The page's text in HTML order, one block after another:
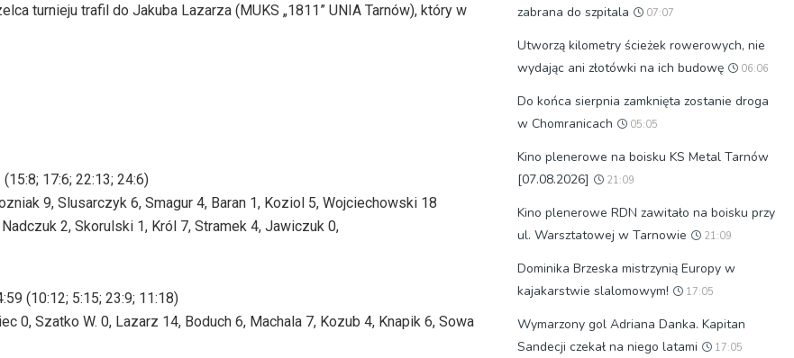
turnieju trafil do Jakuba Lazarza (MUKS „1811” UNIA Tarnów), który w
(15:8; 17:6; 22:13; 24:6)
9, Slusarczyk 6, Smagur 4, Baran 1, Koziol 5, Wojciechowski 18
2, Skorulski 1, Król 7, Stramek 4, Jawiczuk 0,
(10:12; 5:15; 23:9; 11:18)
0, Szatko W. 0, Lazarz 14, Boduch 6, Machala 7, Kozub 4, Knapik 6, Sowa
zabrana do szpitala
07:07
Utworzą kilometry ścieżek rowerowych, nie
wydając ani złotówki na ich budowę
06:06
Do końca sierpnia zamknięta zostanie droga
w Chomranicach
05:05
Kino plenerowe na boisku KS Metal Tarnów
[07.08.2026]
21:09
Kino plenerowe RDN zawitało na boisku przy
ul. Warsztatowej w Tarnowie
21:09
Dominika Brzeska mistrzynią Europy w
kajakarstwie slalomowym!
17:05
Wymarzony gol Adriana Danka. Kapitan
Sandecji czekał na niego latami
17:05